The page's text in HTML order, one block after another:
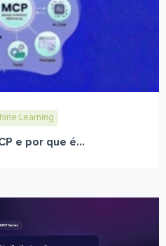
Learning
e por que é...